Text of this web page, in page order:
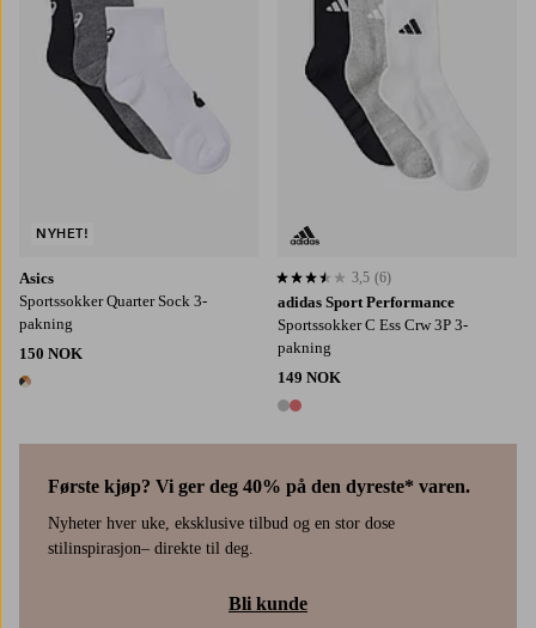
Asics
Sportssokker Quarter Sock 3-
pakning
150 NOK
1 farge
NYHET!
adidas Sport Performance
Sportssokker C Ess Crw 3P 3-
pakning
149 NOK
2 farger
3,5 basert på 6 karaktergivninger
3,5 (6)
Første kjøp? Vi ger deg 40% på den dyreste* varen.
Nyheter hver uke, eksklusive tilbud og en stor dose
stilinspirasjon– direkte til deg.
Bli kunde